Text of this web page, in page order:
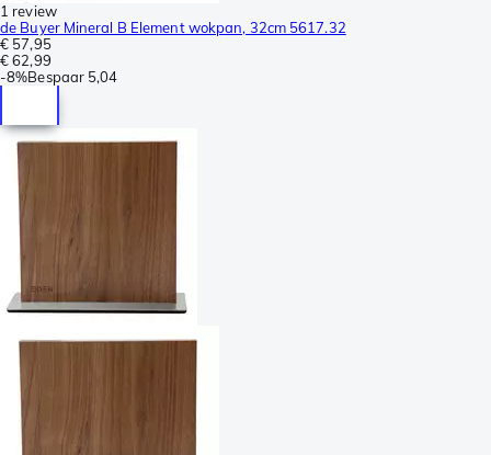
1 review
de Buyer Mineral B Element wokpan, 32cm 5617.32
€ 57,95
€ 62,99
-8%Bespaar 5,04